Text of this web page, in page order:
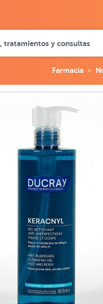
tratamientos y consultas
Farmacia